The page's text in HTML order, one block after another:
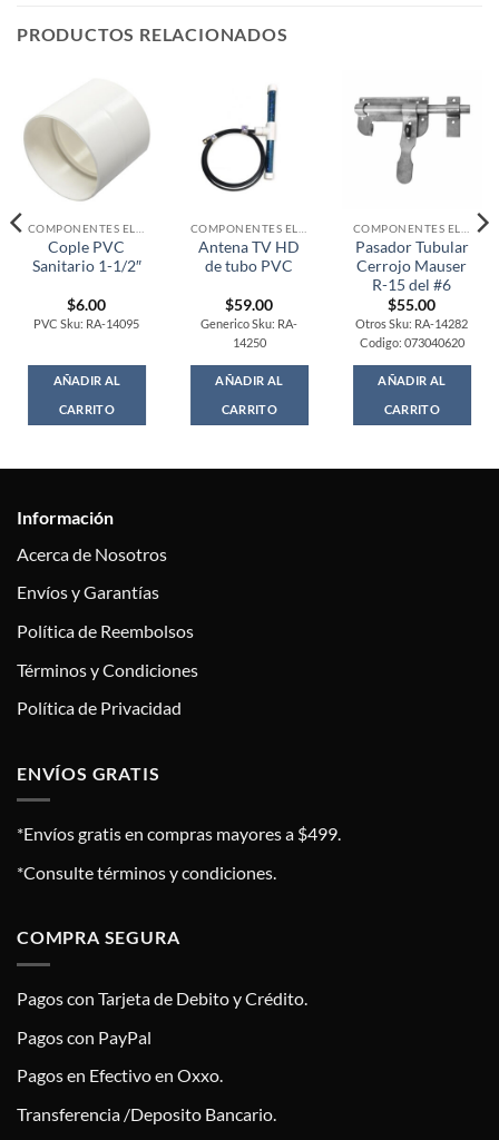
PRODUCTOS RELACIONADOS
Cople PVC
Sanitario 1-1/2″
$6.00
PVC Sku: RA-14095
AÑADIR AL
CARRITO
Antena TV HD
de tubo PVC
$59.00
Generico Sku: RA-
14250
AÑADIR AL
CARRITO
Pasador Tubular
Cerrojo Mauser
R-15 del #6
$55.00
Otros Sku: RA-14282
Codigo: 073040620
AÑADIR AL
CARRITO
Información
Acerca de Nosotros
Envíos y Garantías
Política de Reembolsos
Términos y Condiciones
Política de Privacidad
ENVÍOS GRATIS
*Envíos gratis en compras mayores a $499.
*Consulte términos y condiciones.
COMPRA SEGURA
Pagos con Tarjeta de Debito y Crédito.
Pagos con PayPal
Pagos en Efectivo en Oxxo.
Transferencia /Deposito Bancario.